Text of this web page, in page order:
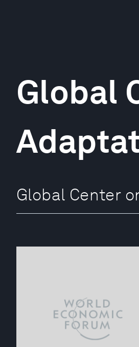
Global
Global Center